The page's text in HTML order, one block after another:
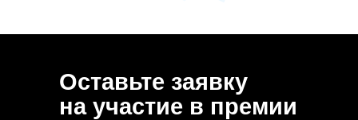
Оставьте заявку
на участие в премии
по разработке компьютерного программного